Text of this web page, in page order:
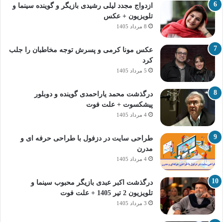
ازدواج مجدد لیلی رشیدی بازیگر و گوینده سینما و
تلویزیون + عکس
8 مرداد 1405
عکس مونا کرمی و پسرش توجه مخاطبان را جلب
کرد
5 مرداد 1405
درگذشت محمد یاراحمدی گوینده و دوبلور
پیشکسوت + علت فوت
4 مرداد 1405
طراحی سایت در دزفول با طراحی حرفه‌ ای و
مدرن
4 مرداد 1405
درگذشت اکبر عبدی بازیگر محبوب سینما و
تلویزیون 2 تیر 1405 + علت فوت
3 مرداد 1405